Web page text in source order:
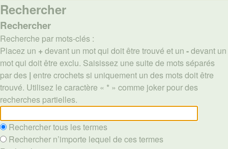
Rechercher
Rechercher
Recherche par mots-clés :
Placez un +devant un mot qui doit être trouvé et un -devant un
mot qui doit être exclu. Saisissez une suite de mots séparés
par des | entre crochets si uniquement un des mots doit être
trouvé. Utilisez le caractère « * » comme joker pour des
recherches partielles.
Rechercher tous les termes
Rechercher n’importe lequel de ces termes